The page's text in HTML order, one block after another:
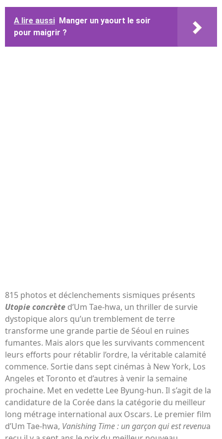
A lire aussi Manger un yaourt le soir
pour maigrir ?
815 photos et déclenchements sismiques présents
Utopie concrète d’Um Tae-hwa, un thriller de survie
dystopique alors qu’un tremblement de terre
transforme une grande partie de Séoul en ruines
fumantes. Mais alors que les survivants commencent
leurs efforts pour rétablir l’ordre, la véritable calamité
commence. Sortie dans sept cinémas à New York, Los
Angeles et Toronto et d’autres à venir la semaine
prochaine. Met en vedette Lee Byung-hun. Il s’agit de la
candidature de la Corée dans la catégorie du meilleur
long métrage international aux Oscars. Le premier film
d’Um Tae-hwa, Vanishing Time : un garçon qui est revenua